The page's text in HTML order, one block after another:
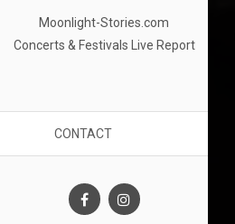
Moonlight-Stories.com
Concerts & Festivals Live Report
CONTACT